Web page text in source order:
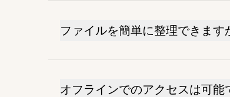
ファイルを簡単に整理できます
オフラインでのアクセスは可能